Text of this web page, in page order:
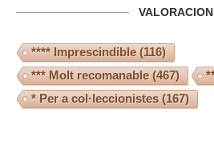
**** Imprescindible(116)
*** Molt recomanable(467)
* Per a col·leccionistes (167)